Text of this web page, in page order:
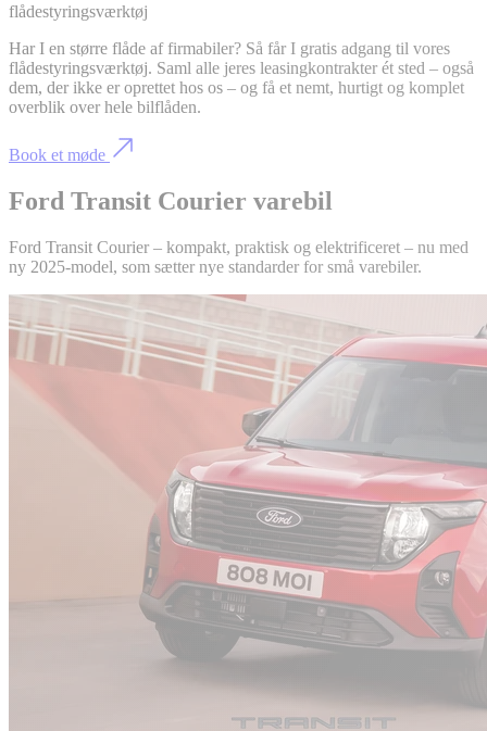
flådestyringsværktøj
Har I en større flåde af firmabiler? Så får I gratis adgang til vores
flådestyringsværktøj. Saml alle jeres leasingkontrakter ét sted – også
dem, der ikke er oprettet hos os – og få et nemt, hurtigt og komplet
overblik over hele bilflåden.
Book et møde
Ford Transit Courier varebil
Ford Transit Courier – kompakt, praktisk og elektrificeret – nu med
ny 2025-model, som sætter nye standarder for små varebiler.